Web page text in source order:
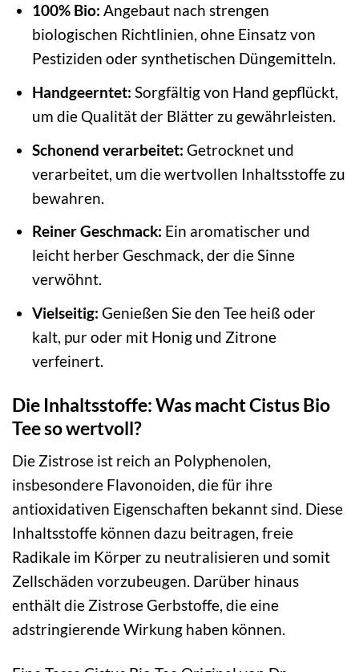
100% Bio: Angebaut nach strengen
biologischen Richtlinien, ohne Einsatz von
Pestiziden oder synthetischen Düngemitteln.
Handgeerntet: Sorgfältig von Hand gepflückt,
um die Qualität der Blätter zu gewährleisten.
Schonend verarbeitet: Getrocknet und
verarbeitet, um die wertvollen Inhaltsstoffe zu
bewahren.
Reiner Geschmack: Ein aromatischer und
leicht herber Geschmack, der die Sinne
verwöhnt.
Vielseitig: Genießen Sie den Tee heiß oder
kalt, pur oder mit Honig und Zitrone
verfeinert.
Die Inhaltsstoffe: Was macht Cistus Bio
Tee so wertvoll?
Die Zistrose ist reich an Polyphenolen,
insbesondere Flavonoiden, die für ihre
antioxidativen Eigenschaften bekannt sind. Diese
Inhaltsstoffe können dazu beitragen, freie
Radikale im Körper zu neutralisieren und somit
Zellschäden vorzubeugen. Darüber hinaus
enthält die Zistrose Gerbstoffe, die eine
adstringierende Wirkung haben können.